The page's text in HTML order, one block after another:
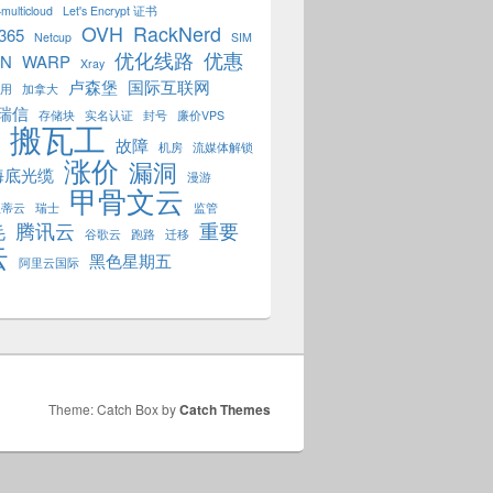
Let's Encrypt 证书
Netcup OVH RackNerd SIM
WARP Xray 优化线路 优惠
加拿大 卢森堡 国际互联网
信 存储块 实名认证 封号 廉价VPS
搬瓦工 故障 机房 流媒体解锁
底光缆 涨价 漏洞
漫游
云 瑞士 甲骨文云 监管
腾讯云 谷歌云 跑路 迁移 重要
阿里云国际 黑色星期五
Theme: Catch Box byCatch Themes